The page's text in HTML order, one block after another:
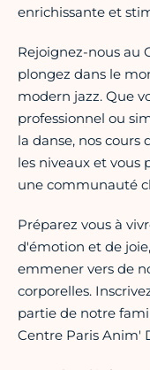
enrichissante et
Rejoignez-nous au
plongez dans le
modern jazz. Que
professionnel ou
la danse, nos cours
les niveaux et vous
une communauté
Préparez vous à
d'émotion et de
emmener vers de
corporelles.
partie de notre
Centre Paris Anim'